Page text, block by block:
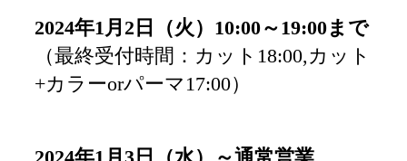
2024年1月2日（火）10:00～19:00まで
（最終受付時間：カット18:00,カット
+カラーorパーマ17:00）